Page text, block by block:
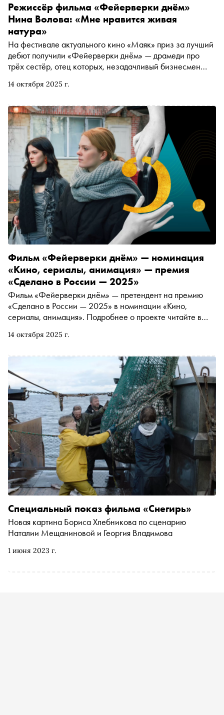
14 октября 2025 г.
Режиссёр фильма «Фейерверки днём»
Нина Волова: «Мне нравится живая
натура»
На фестивале актуального кино «Маяк» приз за лучший
дебют получили «Фейерверки днём» — драмеди про
трёх сестёр, отец которых, незадачливый бизнесмен
выросли. Как и жюри фестиваля, киножурналист Катя
грустным фильмом. После премьеры мы поговорили с
режиссёром и сценаристом «Фейерверков» Ниной
Воловой (запомните это имя!) о том, как на неё повлиял
опыт работы в документальном кино, параллелях с
Чеховым и импровизации
14 октября 2025 г.
Фильм «Фейерверки днём» — номинация
«Кино, сериалы, анимация» — премия
«Сделано в России — 2025»
Фильм «Фейерверки днём» — претендент на премию
«Сделано в России — 2025» в номинации «Кино,
сериалы, анимация». Подробнее о проекте читайте в
1 июня 2023 г.
Специальный показ фильма «Снегирь»
Новая картина Бориса Хлебникова по сценарию
Наталии Мещаниновой и Георгия Владимова